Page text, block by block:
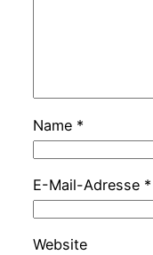
Name *
E-Mail-Adresse *
Website